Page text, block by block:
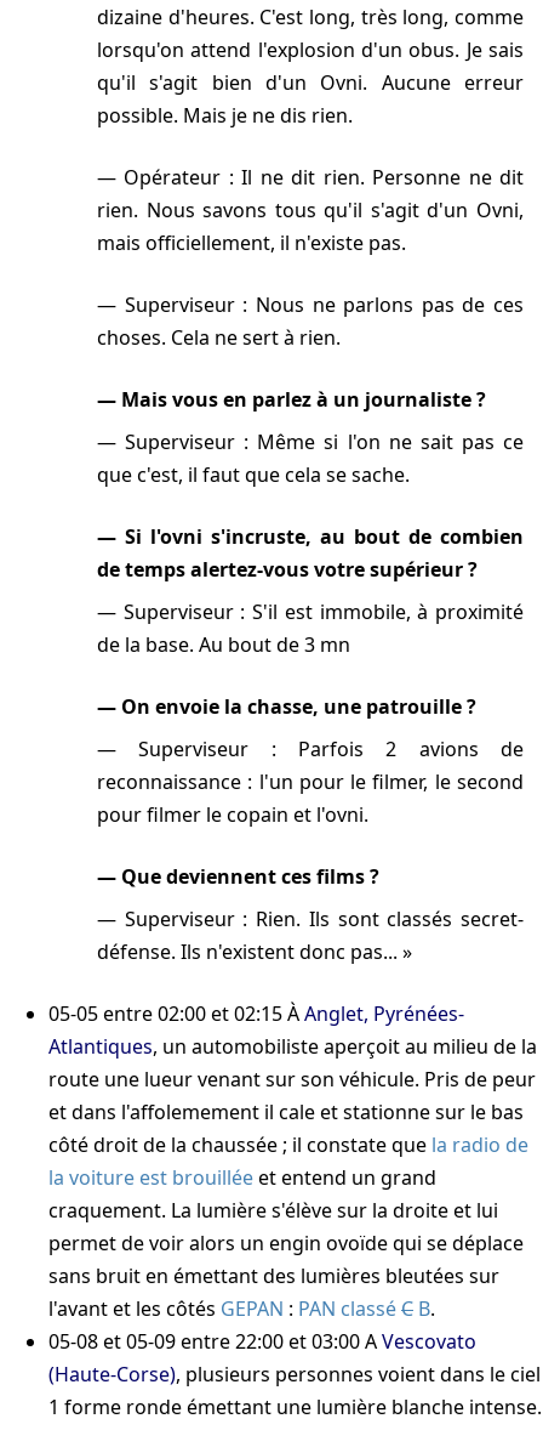
dizaine d'heures. C'est long, très long, comme
lorsqu'on attend l'explosion d'un obus. Je sais
qu'il s'agit bien d'un Ovni. Aucune erreur
possible. Mais je ne dis rien.
Opérateur : Il ne dit rien. Personne ne dit
rien. Nous savons tous qu'il s'agit d'un Ovni,
mais officiellement, il n'existe pas.
Superviseur : Nous ne parlons pas de ces
choses. Cela ne sert à rien.
Mais vous en parlez à un journaliste ?
Superviseur : Même si l'on ne sait pas ce
que c'est, il faut que cela se sache.
Si l'ovni s'incruste, au bout de combien
de temps alertez-vous votre supérieur ?
Superviseur : S'il est immobile, à proximité
de la base. Au bout de 3 mn
On envoie la chasse, une patrouille ?
Superviseur : Parfois 2 avions de
reconnaissance : l'un pour le filmer, le second
pour filmer le copain et l'ovni.
Que deviennent ces films ?
Superviseur : Rien. Ils sont classés secret-
défense. Ils n'existent donc pas...
05-05entre 02:00 et 02:15ÀAnglet, Pyrénées-
Atlantiques, un automobiliste aperçoit au milieu de la
route une lueur venant sur son véhicule. Pris de peur
et dans l'affolemement il cale et stationne sur le bas
côté droit de la chaussée ; il constate que la radio de
la voiture est brouilléeet entend un grand
craquement. La lumière s'élève sur la droite et lui
permet de voir alors un engin ovoïde qui se déplace
sans bruit en émettant des lumières bleutées sur
l'avant et les côtés GEPAN : PAN classéC B.
05-08et05-09entre 22:00 et 03:00AVescovato
(Haute-Corse), plusieurs personnes voient dans le ciel
1 forme ronde émettant une lumière blanche intense.